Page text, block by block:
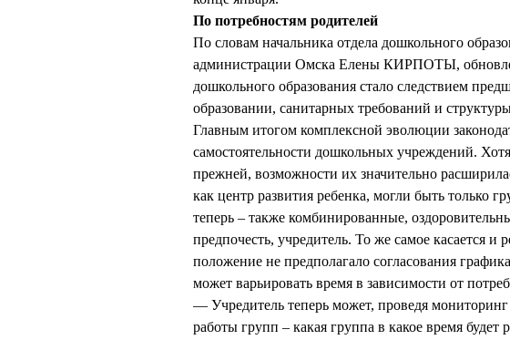
По потребностям родителей
По словам начальника отдела дошкольного
администрации Омска Елены КИРПОТЫ,
дошкольного образования стало следствием
образовании, санитарных требований и
Главным итогом комплексной эволюции
самостоятельности дошкольных учреждений.
прежней, возможности их значительно
как центр развития ребенка, могли быть только
теперь – также комбинированные,
предпочесть, учредитель. То же самое касается
положение не предполагало согласования
может варьировать время в зависимости от
— Учредитель теперь может, проведя
работы групп – какая группа в какое время будет